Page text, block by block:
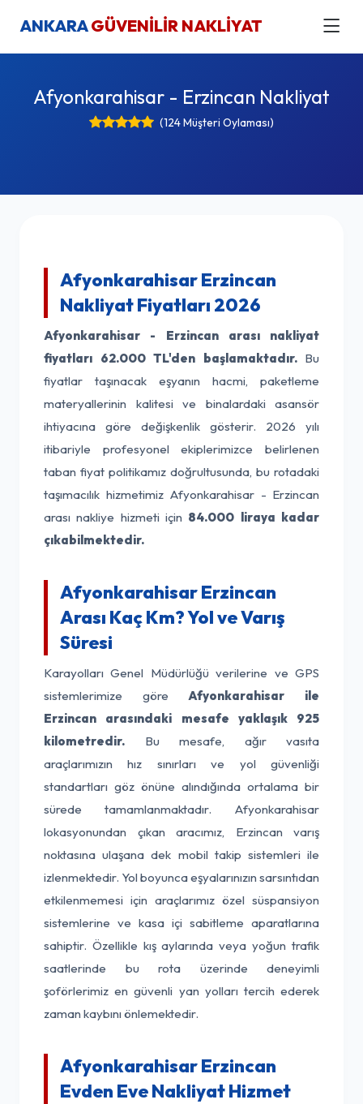
ANKARAGÜVENİLİR NAKLİYAT
Afyonkarahisar - Erzincan Nakliyat
(124 Müşteri Oylaması)
Afyonkarahisar Erzincan
Nakliyat Fiyatları 2026
Afyonkarahisar - Erzincan arası nakliyat
fiyatları 62.000 TL'den başlamaktadır.Bu
fiyatlar taşınacak eşyanın hacmi, paketleme
materyallerinin kalitesi ve binalardaki asansör
ihtiyacına göre değişkenlik gösterir. 2026 yılı
itibariyle profesyonel ekiplerimizce belirlenen
taban fiyat politikamız doğrultusunda, bu rotadaki
taşımacılık hizmetimiz Afyonkarahisar - Erzincan
arası nakliye hizmeti için 84.000 liraya kadar
çıkabilmektedir.
Afyonkarahisar Erzincan
Arası Kaç Km? Yol ve Varış
Süresi
Karayolları Genel Müdürlüğü verilerine ve GPS
sistemlerimize göreAfyonkarahisar ile
Erzincan arasındaki mesafe yaklaşık 925
kilometredir. Bu mesafe, ağır vasıta
araçlarımızın hız sınırları ve yol güvenliği
standartları göz önüne alındığında ortalama bir
sürede tamamlanmaktadır. Afyonkarahisar
lokasyonundan çıkan aracımız, Erzincan varış
noktasına ulaşana dek mobil takip sistemleri ile
izlenmektedir. Yol boyunca eşyalarınızın sarsıntıdan
etkilenmemesi için araçlarımız özel süspansiyon
sistemlerine ve kasa içi sabitleme aparatlarına
sahiptir. Özellikle kış aylarında veya yoğun trafik
saatlerinde bu rota üzerinde deneyimli
şoförlerimiz en güvenli yan yolları tercih ederek
zaman kaybını önlemektedir.
Afyonkarahisar Erzincan
Evden Eve Nakliyat Hizmet